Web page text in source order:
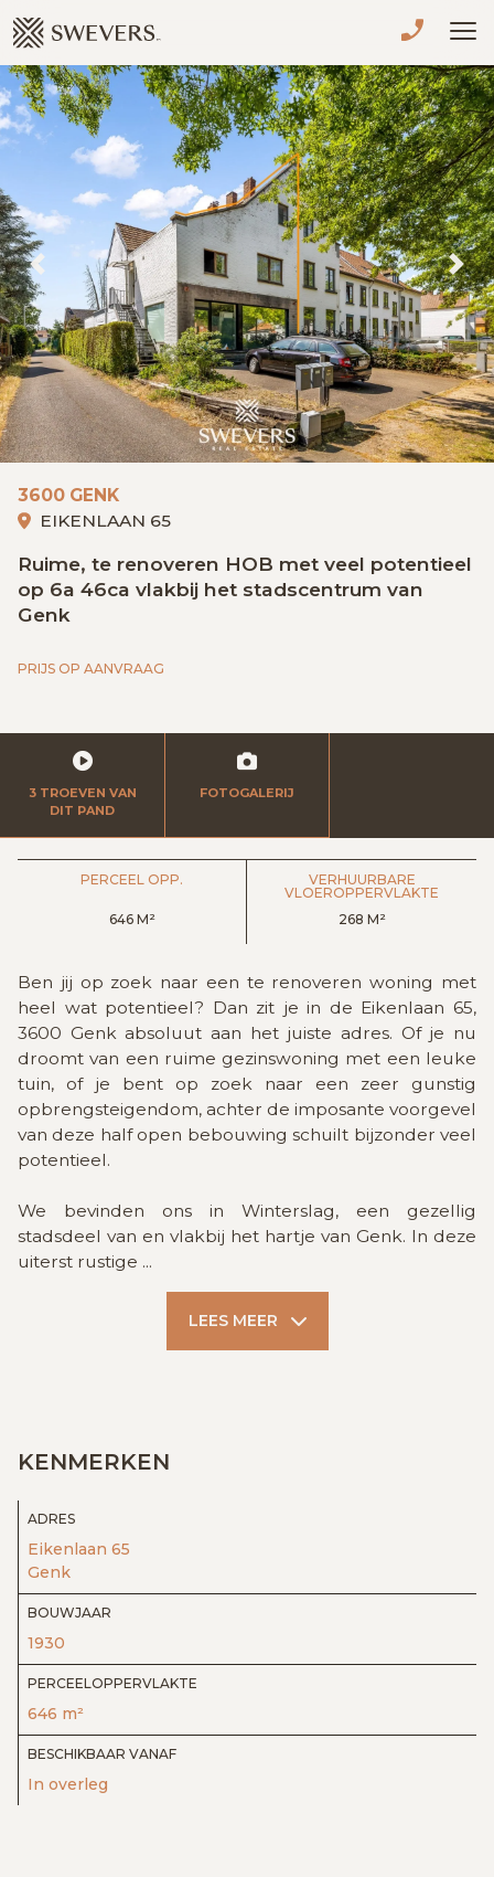
VACATURES MIJN FAVORIETEN
VERKOPEN
TE KOOP
TE HUUR
NIEUWBOUW
ADVIES
OVER ONS
VASTGOEDCAFÉ
Previous
3600 GENK
EIKENLAAN 65
Ruime, te renoveren HOB met veel potentieel
op 6a 46ca vlakbij het stadscentrum van
Genk
PRIJS OP AANVRAAG
3 TROEVEN VAN
DIT PAND
FOTOGALERIJ
PERCEEL OPP.
646 M²
VERHUURBARE
VLOEROPPERVLAKTE
268 M²
Ben jij op zoek naar een te renoveren woning met
heel wat potentieel? Dan zit je in de Eikenlaan 65,
3600 Genk absoluut aan het juiste adres. Of je nu
droomt van een ruime gezinswoning met een leuke
tuin, of je bent op zoek naar een zeer gunstig
opbrengsteigendom, achter de imposante voorgevel
van deze half open bebouwing schuilt bijzonder veel
potentieel.
We bevinden ons in Winterslag, een gezellig
stadsdeel van en vlakbij het hartje van Genk. In deze
uiterst rustige ...
LEES MEER
KENMERKEN
ADRES
Eikenlaan 65
Genk
BOUWJAAR
1930
PERCEELOPPERVLAKTE
646 m²
BESCHIKBAAR VANAF
In overleg